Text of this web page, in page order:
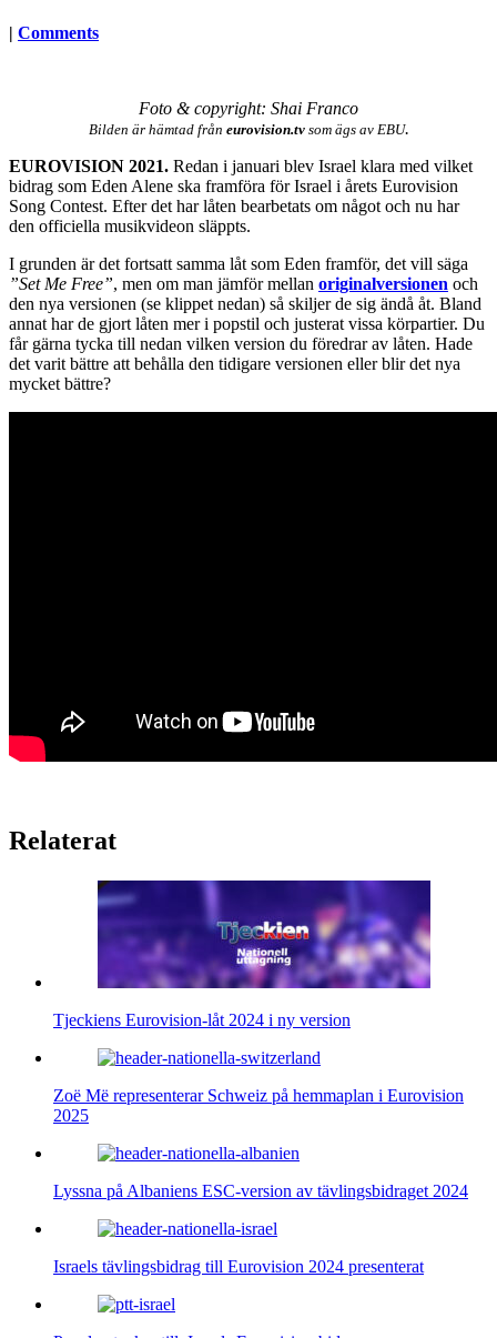
| Comments
Foto & copyright: Shai Franco
Bilden är hämtad från eurovision.tvsom ägs av EBU.
EUROVISION 2021. Redan i januari blev Israel klara med vilket
bidrag som Eden Alene ska framföra för Israel i årets Eurovision
Song Contest. Efter det har låten bearbetats om något och nu har
den officiella musikvideon släppts.
I grunden är det fortsatt samma låt som Eden framför, det vill säga
”Set Me Free”, men om man jämför mellan originalversionen och
den nya versionen (se klippet nedan) så skiljer de sig ändå åt. Bland
annat har de gjort låten mer i popstil och justerat vissa körpartier. Du
får gärna tycka till nedan vilken version du föredrar av låten. Hade
det varit bättre att behålla den tidigare versionen eller blir det nya
mycket bättre?
Relaterat
Tjeckiens Eurovision-låt 2024 i ny version
Zoë Më representerar Schweiz på hemmaplan i Eurovision
2025
Lyssna på Albaniens ESC-version av tävlingsbidraget 2024
Israels tävlingsbidrag till Eurovision 2024 presenterat